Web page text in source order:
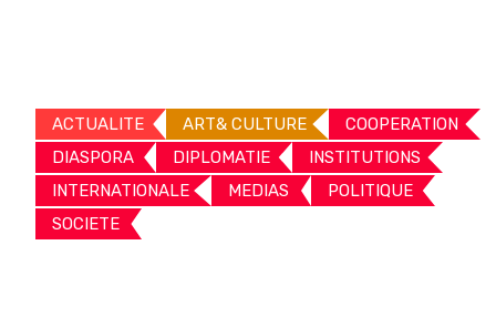
ACTUALITE ART& CULTURE
COOPERATION
DIASPORA
DIPLOMATIE
INSTITUTIONS
INTERNATIONALE
MEDIAS
POLITIQUE
SOCIETE